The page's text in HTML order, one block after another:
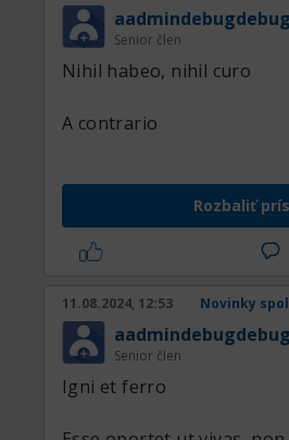
aadmindebugdebug
Senior člen
Nihil habeo, nihil curo
A contrario
Rozbaliť
11.08.2024, 12:53 Novinky
aadmindebugdebug
Senior člen
Igni et ferro